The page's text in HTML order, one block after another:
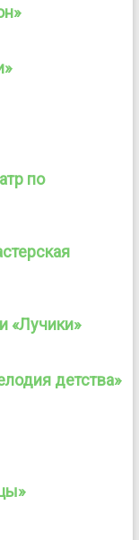
по
«Лучики»
детства»